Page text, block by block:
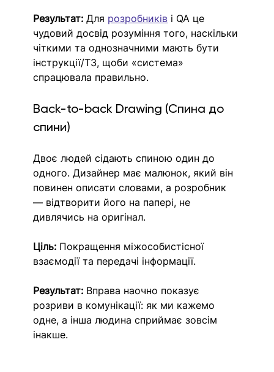
Результат: Для розробників і QA це
чудовий досвід розуміння того, наскільки
чіткими та однозначними мають бути
інструкції/ТЗ, щоби «система»
спрацювала правильно.
Back-to-back Drawing (Спина до
спини)
Двоє людей сідають спиною один до
одного. Дизайнер має малюнок, який він
повинен описати словами, а розробник
— відтворити його на папері, не
дивлячись на оригінал.
Ціль: Покращення міжособистісної
взаємодії та передачі інформації.
Результат: Вправа наочно показує
розриви в комунікації: як ми кажемо
одне, а інша людина сприймає зовсім
інакше.